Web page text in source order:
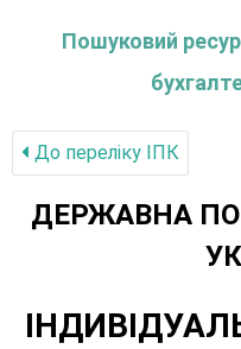
Пошуковий
До переліку IПК
ДЕРЖАВНА